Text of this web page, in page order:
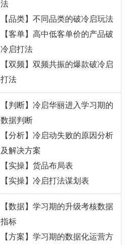
法
【品类】不同品类的破冷启玩法
【客单】高中低客单价的产品破
冷启打法
【双频】双频共振的爆款破冷启
打法
【判断】冷启华丽进入学习期的
数据判断
【分析】冷启动失败的原因分析
及解决方案
【实操】货品布局表
【实操】冷启打法谋划表
【数据】学习期的升级考核数据
指标
【方案】学习期的数据化运营方